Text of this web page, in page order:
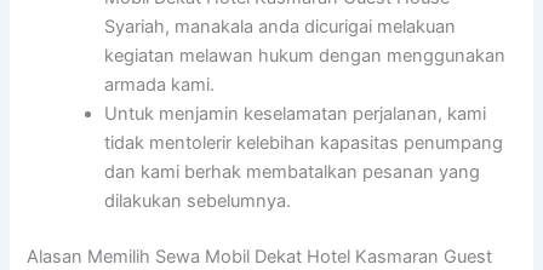
Syariah, manakala anda dicurigai melakuan
kegiatan melawan hukum dengan menggunakan
armada kami.
Untuk menjamin keselamatan perjalanan, kami
tidak mentolerir kelebihan kapasitas penumpang
dan kami berhak membatalkan pesanan yang
dilakukan sebelumnya.
Alasan Memilih Sewa Mobil Dekat Hotel Kasmaran Guest